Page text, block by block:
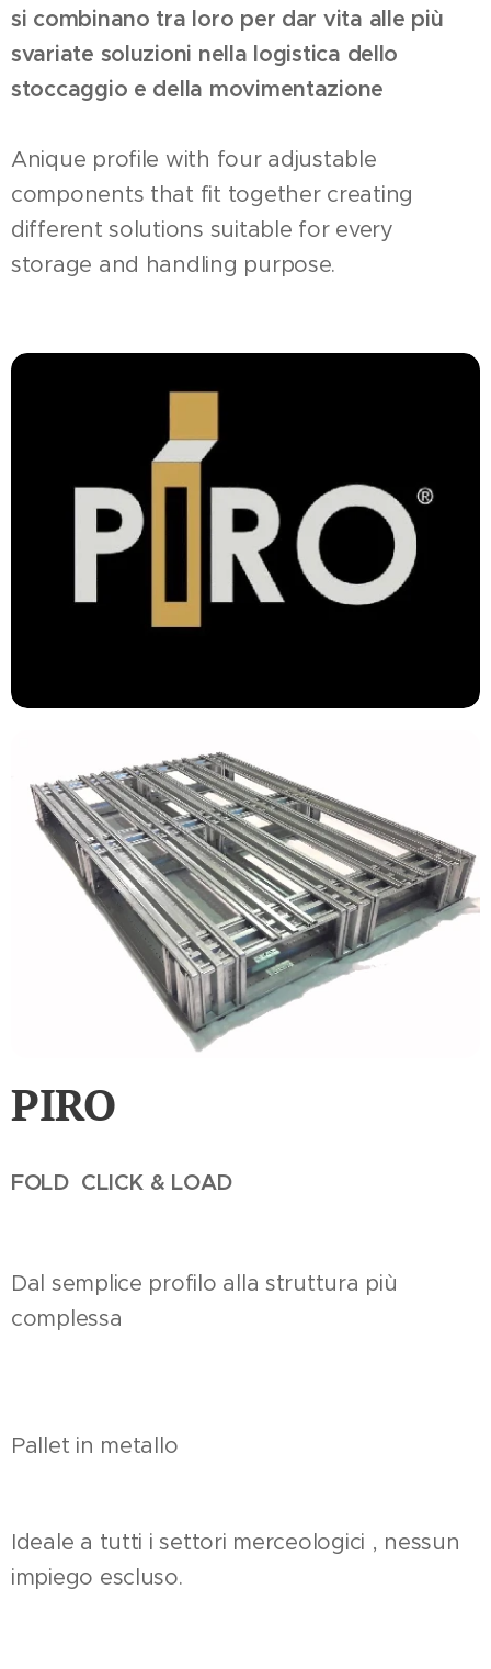
si combinano tra loro per dar vita alle più
svariate soluzioni nella logistica dello
stoccaggio e della movimentazione
Anique profile with four adjustable
components that fit together creating
different solutions suitable for every
storage and handling purpose.
PIRO
FOLD CLICK & LOAD
Dal semplice profilo alla struttura più
complessa
Pallet in metallo
Ideale a tutti i settori merceologici , nessun
impiego escluso.